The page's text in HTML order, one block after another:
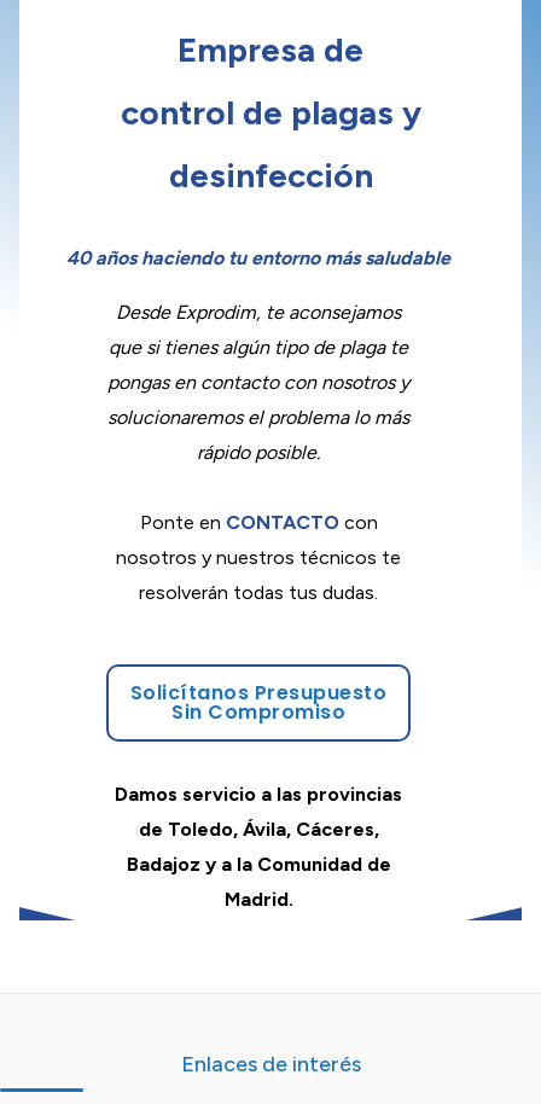
Empresa de
control de plagas y
desinfección
40 años haciendo tu entorno más saludable
Desde Exprodim, te aconsejamos
que si tienes algún tipo de plaga te
pongas en contacto con nosotros y
solucionaremos el problema lo más
rápido posible.
Ponte en CONTACTOcon
nosotros y nuestros técnicos te
resolverán todas tus dudas.
Solicítanos Presupuesto
Sin Compromiso
Damos servicio a las provincias
de Toledo, Ávila, Cáceres,
Badajoz y a la Comunidad de
Madrid.
Enlaces de interés